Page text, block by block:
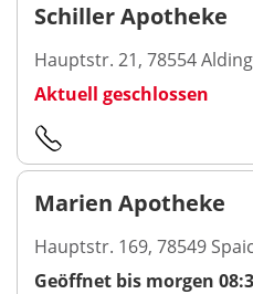
Schiller Apotheke
Hauptstr. 21, 78554
Aktuell geschlossen
Marien Apotheke
Hauptstr. 169, 78549
Geöffnet bis morgen